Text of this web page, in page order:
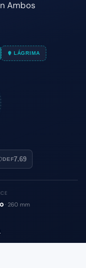
DEF7.69
· 260 mm